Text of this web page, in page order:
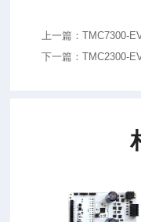
上一篇：TMC7300-
下一篇：TMC2300-